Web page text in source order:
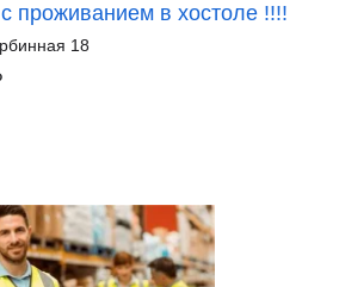
проживанием в хостоле !!!!
18